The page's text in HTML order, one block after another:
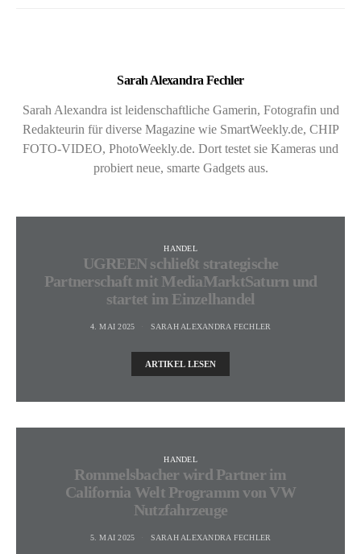
Sarah Alexandra Fechler
Sarah Alexandra ist leidenschaftliche Gamerin, Fotografin und
Redakteurin für diverse Magazine wie SmartWeekly.de, CHIP
FOTO-VIDEO, PhotoWeekly.de. Dort testet sie Kameras und
probiert neue, smarte Gadgets aus.
HANDEL
UGREEN schließt strategische
Partnerschaft mit MediaMarktSaturn und
startet im Einzelhandel
4. MAI 2025 SARAH ALEXANDRA FECHLER
ARTIKEL LESEN
HANDEL
Rommelsbacher wird Partner im
California Welt Programm von VW
Nutzfahrzeuge
5. MAI 2025 SARAH ALEXANDRA FECHLER